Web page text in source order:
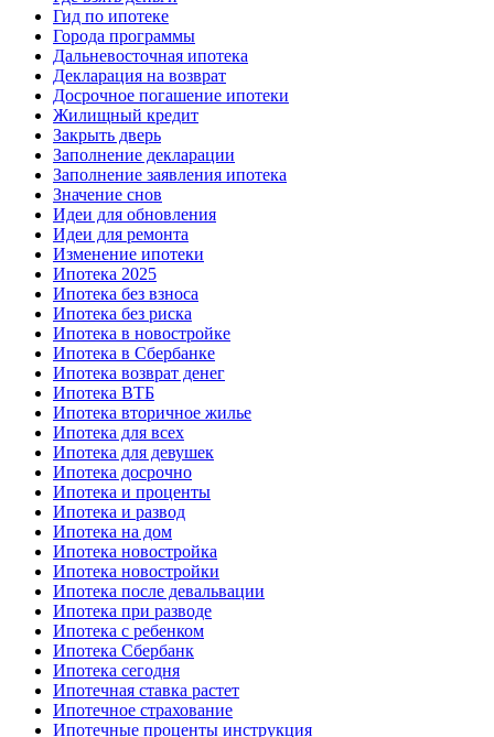
Гид по ипотеке
Города программы
Дальневосточная ипотека
Декларация на возврат
Досрочное погашение ипотеки
Жилищный кредит
Закрыть дверь
Заполнение декларации
Заполнение заявления ипотека
Значение снов
Идеи для обновления
Идеи для ремонта
Изменение ипотеки
Ипотека 2025
Ипотека без взноса
Ипотека без риска
Ипотека в новостройке
Ипотека в Сбербанке
Ипотека возврат денег
Ипотека ВТБ
Ипотека вторичное жилье
Ипотека для всех
Ипотека для девушек
Ипотека досрочно
Ипотека и проценты
Ипотека и развод
Ипотека на дом
Ипотека новостройка
Ипотека новостройки
Ипотека после девальвации
Ипотека при разводе
Ипотека с ребенком
Ипотека Сбербанк
Ипотека сегодня
Ипотечная ставка растет
Ипотечное страхование
Ипотечные проценты инструкция